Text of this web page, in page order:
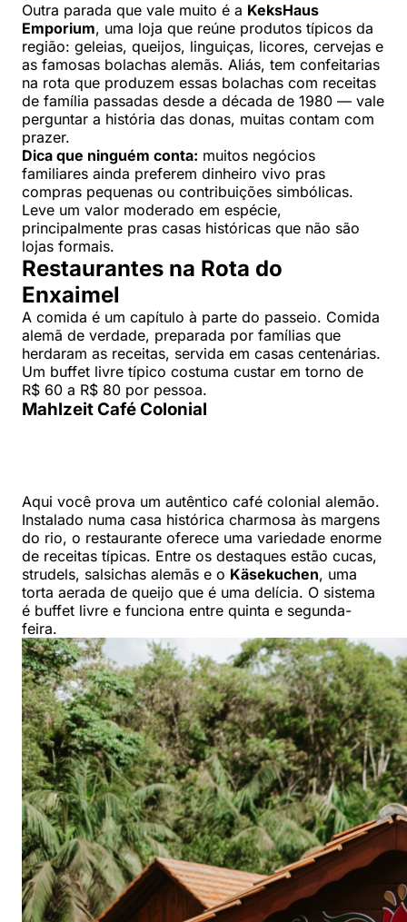
Outra parada que vale muito é a KeksHaus
Emporium, uma loja que reúne produtos típicos da
região: geleias, queijos, linguiças, licores, cervejas e
as famosas bolachas alemãs. Aliás, tem confeitarias
na rota que produzem essas bolachas com receitas
de família passadas desde a década de 1980 — vale
perguntar a história das donas, muitas contam com
prazer.
Dica que ninguém conta: muitos negócios
familiares ainda preferem dinheiro vivo pras
compras pequenas ou contribuições simbólicas.
Leve um valor moderado em espécie,
principalmente pras casas históricas que não são
lojas formais.
Restaurantes na Rota do
Enxaimel
A comida é um capítulo à parte do passeio. Comida
alemã de verdade, preparada por famílias que
herdaram as receitas, servida em casas centenárias.
Um buffet livre típico costuma custar em torno de
R$ 60 a R$ 80 por pessoa.
Mahlzeit Café Colonial
Aqui você prova um autêntico café colonial alemão.
Instalado numa casa histórica charmosa às margens
do rio, o restaurante oferece uma variedade enorme
de receitas típicas. Entre os destaques estão cucas,
strudels, salsichas alemãs e o Käsekuchen, uma
torta aerada de queijo que é uma delícia. O sistema
é buffet livre e funciona entre quinta e segunda-
feira.